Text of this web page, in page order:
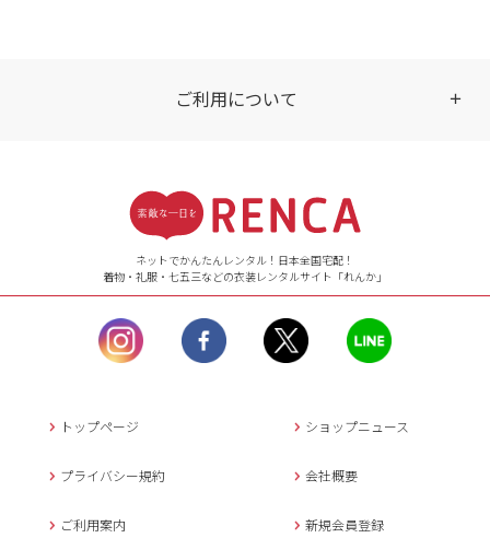
ご利用について
【ご注文（インターネット）】
24時間年中無休
【お問い合わせ窓口（メー
ル）】10:00~17:00
土曜日、日曜日、臨
時休業日を除く。
営業時間外にいただ
返信させていただきま
年末年始、大型連休
ネットでかんたんレンタル！日本全国宅配！
着物・礼服・七五三などの衣装レンタルサイト「れんか」
トップページ ショップニュース
プライバシー規約 会社概要
ご利用案内 新規会員登録